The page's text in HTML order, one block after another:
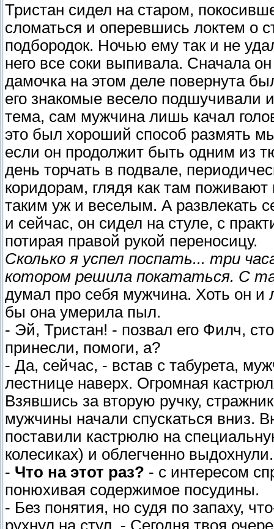
Тристан сидел на старом,
сломаться и оперевшись локтем о
подбородок. Ночью ему так и не
него все соки выпивала. Сначала
дамочка на этом деле повернута
его знакомые весело подшучивали
тема, сам мужчина лишь качал
это был хороший способ размять
если он продолжит быть одним из
день торчать в подвале,
коридорам, глядя как там
таким уж и веселым. А развлекать
и сейчас, он сидел на стуле, с
потирая правой рукой переносицу.
Сколько я успел поспать... три
котором решила покататься. С
думал про себя мужчина. Хоть он
бы она умерила пыл.
- Эй, Тристан! - позвал его Филч,
принесли, помоги, а?
- Да, сейчас, - встав с табурета,
лестнице наверх. Огромная
Взявшись за вторую ручку,
мужчины начали спускаться вниз.
поставили кастрюлю на
колесиках) и облегченно выдохнули.
- Что на этот раз? - с интересом
понюхивая содержимое посудины.
- Без понятия, но судя по запаху,
рухнул на стул. - Сегодня твоя